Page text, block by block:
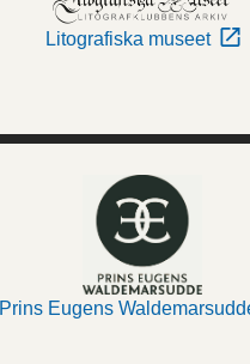
Litografiska museet
Prins Eugens